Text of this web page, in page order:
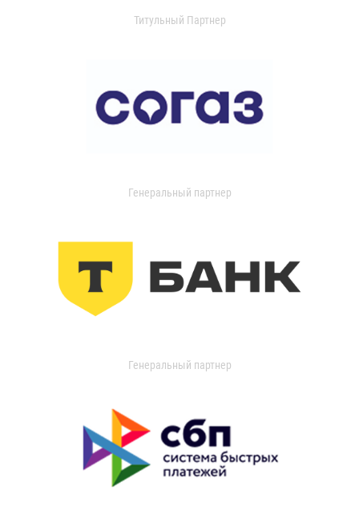
Титульный Партнер
Генеральный партнер
Генеральный партнер